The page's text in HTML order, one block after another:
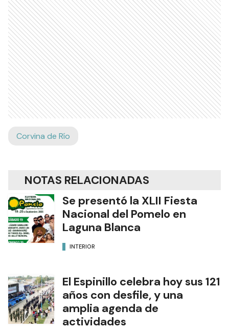
Corvina de Río
NOTAS RELACIONADAS
Se presentó la XLII Fiesta
Nacional del Pomelo en
Laguna Blanca
INTERIOR
El Espinillo celebra hoy sus 121
años con desfile, y una
amplia agenda de
actividades